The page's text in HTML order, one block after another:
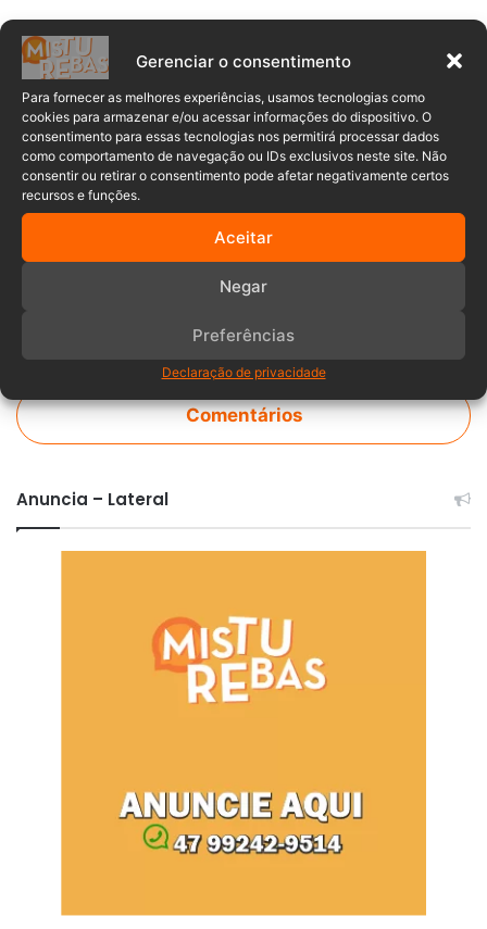
Gerenciar o consentimento
Para fornecer as melhores experiências, usamos tecnologias como
cookies para armazenar e/ou acessar informações do dispositivo. O
consentimento para essas tecnologias nos permitirá processar dados
como comportamento de navegação ou IDs exclusivos neste site. Não
consentir ou retirar o consentimento pode afetar negativamente certos
recursos e funções.
Aceitar
Negar
Preferências
Declaração de privacidade
Audiência Pública
Câmara Municipal de Timbó
Metas Fiscais
Comentários
Anuncia – Lateral